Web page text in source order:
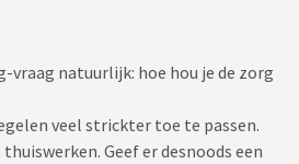
vraag natuurlijk: hoe hou je de zorg
veel strickter toe te passen.
Geef er desnoods een